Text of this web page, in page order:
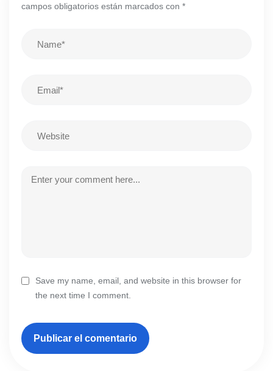
campos obligatorios están marcados con *
Save my name, email, and website in this browser for
the next time I comment.